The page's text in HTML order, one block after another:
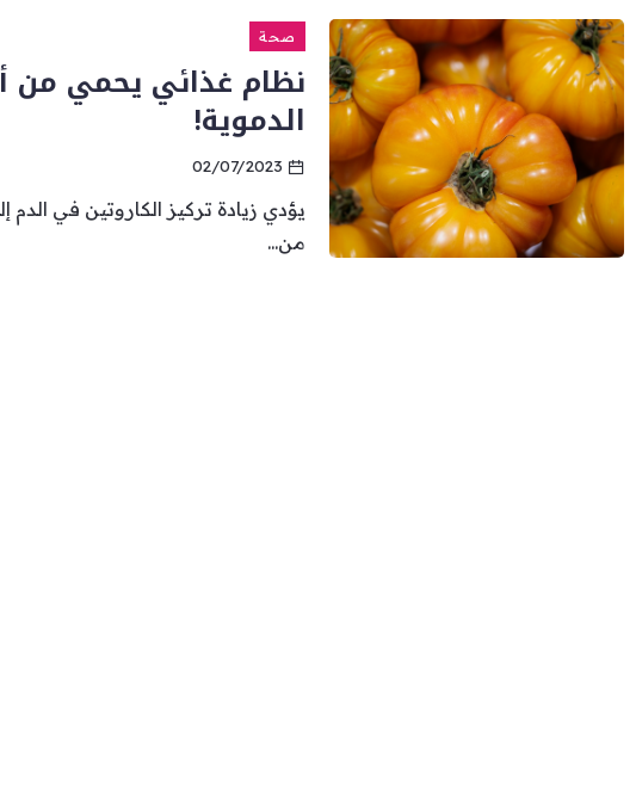
صحة
نظام غذائي يحمي من
الدموية!
02/07/2023
يؤدي زيادة تركيز الكاروتين في
من...